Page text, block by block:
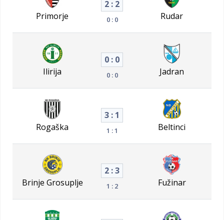
Primorje
2 : 2
0 : 0 Rudar
Ilirija
0 : 0
0 : 0 Jadran
Rogaška
3 : 1
1 : 1 Beltinci
Brinje Grosuplje
2 : 3
1 : 2 Fužinar